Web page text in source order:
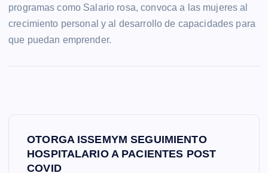
programas como Salario rosa, convoca a las mujeres al
crecimiento personal y al desarrollo de capacidades para
que puedan emprender.
OTORGA ISSEMYM SEGUIMIENTO
HOSPITALARIO A PACIENTES POST
COVID